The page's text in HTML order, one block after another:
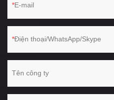
E-mail
Điện thoại/WhatsApp/Skype
Tên công ty